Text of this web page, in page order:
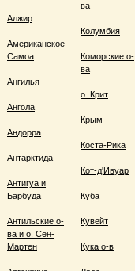
Алжир
Американское
Самоа
Ангилья
Ангола
Андорра
Антарктида
Антигуа и
Барбуда
Антильские о-
ва и о. Сен-
Мартен
ва
Колумбия
Коморские о-
ва
о. Крит
Крым
Коста-Рика
Кот-д'Ивуар
Куба
Кувейт
Кука о-в